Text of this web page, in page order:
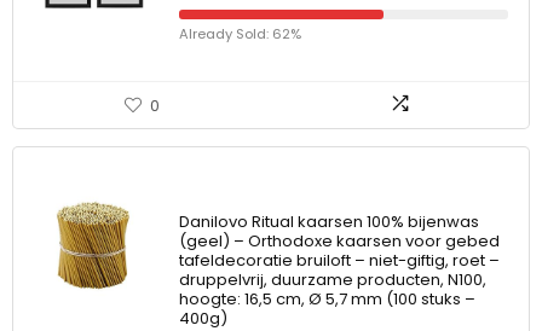
Already Sold: 62%
0
Danilovo Ritual kaarsen 100% bijenwas
(geel) – Orthodoxe kaarsen voor gebed
tafeldecoratie bruiloft – niet-giftig, roet –
druppelvrij, duurzame producten, N100,
hoogte: 16,5 cm, Ø 5,7 mm (100 stuks –
400g)